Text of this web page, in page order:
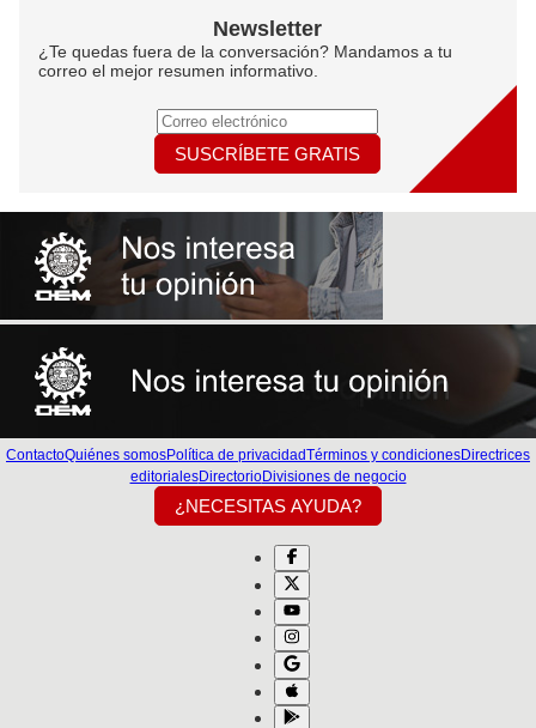
Newsletter
¿Te quedas fuera de la conversación? Mandamos a tu
correo el mejor resumen informativo.
SUSCRÍBETE GRATIS
ContactoQuiénes somosPolítica de privacidadTérminos y condicionesDirectrices
editorialesDirectorioDivisiones de negocio
¿NECESITAS AYUDA?